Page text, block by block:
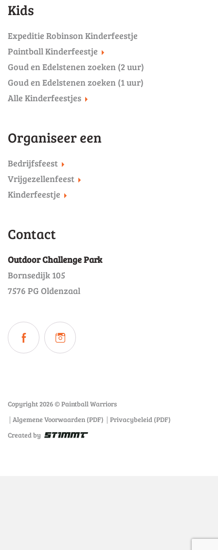
Kids
Expeditie Robinson Kinderfeestje
Paintball Kinderfeestje
Goud en Edelstenen zoeken (2 uur)
Goud en Edelstenen zoeken (1 uur)
Alle Kinderfeestjes
Organiseer een
Bedrijfsfeest
Vrijgezellenfeest
Kinderfeestje
Contact
Outdoor Challenge Park
Bornsedijk 105
7576 PG Oldenzaal
Copyright 2026 © Paintball Warriors
Algemene Voorwaarden (PDF)
Privacybeleid (PDF)
Created by